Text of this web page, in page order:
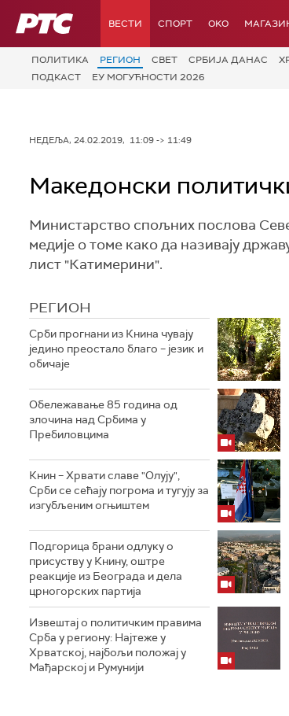
РТС ВЕСТИ СПОРТ OKO
ПОЛИТИКА РЕГИОН СВЕТ СРБИЈА ДАНАС
ПОДКАСТ
ЕУ МОГУЋНОСТИ 2026
НЕДЕЉА, 24.02.2019, 11:09 -> 11:49
Македонски
Министарство спољних послова
медије о томе како да називају
лист "Катимерини".
РЕГИОН
Срби прогнани из Книна чувају
једино преостало благо – језик и
обичаје
Обележавање 85 година од
злочина над Србима у
Пребиловцима
Книн – Хрвати славе "Олују",
Срби се сећају погрома и тугују за
изгубљеним огњиштем
Подгорица брани одлуку о
присуству у Книну, оштре
реакције из Београда и дела
црногорских партија
Извештај о политичким правима
Срба у региону: Најтеже у
Хрватској, најбољи положај у
Мађарској и Румунији